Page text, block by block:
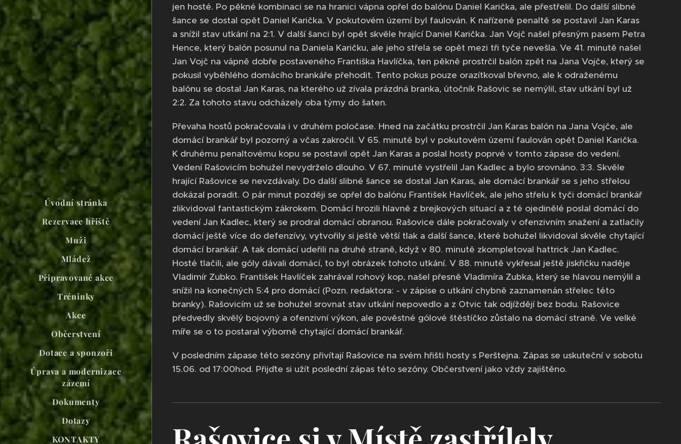
Úvodní stránka
Rezervace hřiště
Muži
Mládež
Připravované akce
Tréninky
Akce
Občerstvení
Dotace a sponzoři
Úprava a modernizace
zázemí
Dokumenty
Dotazy
KONTAKTY
jen hosté. Po pěkné kombinaci se na hranici vápna opřel do balónu Daniel Karička, ale přestřelil. Do další slibné
šance se dostal opět Daniel Karička. V pokutovém území byl faulován. K nařízené penaltě se postavil Jan Karas
a snížil stav utkání na 2:1. V další šanci byl opět skvěle hrající Daniel Karička. Jan Vojč našel přesným pasem Petra
Hence, který balón posunul na Daniela Karičku, ale jeho střela se opět mezi tři tyče nevešla. Ve 41. minutě našel
Jan Vojč na vápně dobře postaveného Františka Havlíčka, ten pěkně prostrčil balón zpět na Jana Vojče, který se
pokusil vyběhlého domácího brankáře přehodit. Tento pokus pouze orazítkoval břevno, ale k odraženému
balónu se dostal Jan Karas, na kterého už zívala prázdná branka, útočník Rašovic se nemýlil, stav utkání byl už
2:2. Za tohoto stavu odcházely oba týmy do šaten.
Převaha hostů pokračovala i v druhém poločase. Hned na začátku prostrčil Jan Karas balón na Jana Vojče, ale
domácí brankář byl pozorný a včas zakročil. V 65. minutě byl v pokutovém území faulován opět Daniel Karička.
K druhému penaltovému kopu se postavil opět Jan Karas a poslal hosty poprvé v tomto zápase do vedení.
Vedení Rašovicím bohužel nevydrželo dlouho. V 67. minutě vystřelil Jan Kadlec a bylo srovnáno. 3:3. Skvěle
hrající Rašovice se nevzdávaly. Do další slibné šance se dostal Jan Karas, ale domácí brankář se s jeho střelou
dokázal poradit. O pár minut později se opřel do balónu František Havlíček, ale jeho střelu k tyči domácí brankář
zlikvidoval fantastickým zákrokem. Domácí hrozili hlavně z brejkových situací a z té ojedinělé poslal domácí do
vedení Jan Kadlec, který se prodral domácí obranou. Rašovice dále pokračovaly v ofenzivním snažení a zatlačily
domácí ještě více do defenzívy, vytvořily si ještě větší tlak a další šance, které bohužel likvidoval skvěle chytající
domácí brankář. A tak domácí udeřili na druhé straně, když v 80. minutě zkompletoval hattrick Jan Kadlec.
Hosté tlačili, ale góly dávali domácí, to byl obrázek tohoto utkání. V 88. minutě vykřesal ještě jiskřičku naděje
Vladimír Zubko. František Havlíček zahrával rohový kop, našel přesně Vladimíra Zubka, který se hlavou nemýlil a
snížil na konečných 5:4 pro domácí (Pozn. redaktora: - v zápise o utkání chybně zaznamenán střelec této
branky). Rašovicím už se bohužel srovnat stav utkání nepovedlo a z Otvic tak odjíždějí bez bodu. Rašovice
předvedly skvělý bojovný a ofenzivní výkon, ale pověstné gólové štěstíčko zůstalo na domácí straně. Ve velké
míře se o to postaral výborně chytající domácí brankář.
V posledním zápase této sezóny přivítají Rašovice na svém hřišti hosty s Perštejna. Zápas se uskuteční v sobotu
15.06. od 17:00hod. Přijďte si užít poslední zápas této sezóny. Občerstvení jako vždy zajištěno.